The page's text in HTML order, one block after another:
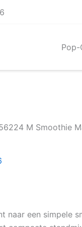
Pop-
M Smoothie
naar een simpele